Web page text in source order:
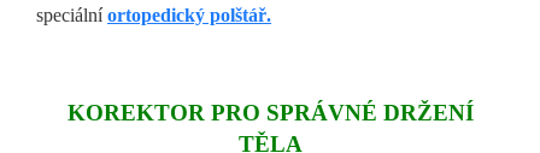
speciálníortopedický polštář.
KOREKTOR PRO SPRÁVNÉ DRŽENÍ
TĚLA